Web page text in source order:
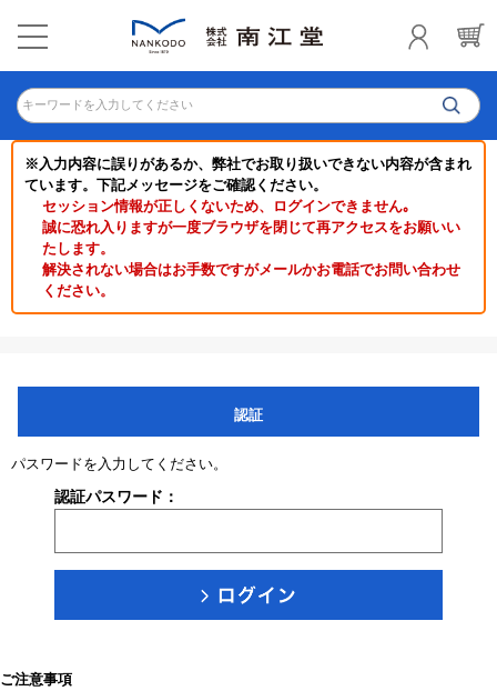
キーワードを入力してください
※入力内容に誤りがあるか、弊社でお取り扱いできない内容が含まれ
ています。下記メッセージをご確認ください。
セッション情報が正しくないため、ログインできません｡
誠に恐れ入りますが一度ブラウザを閉じて再アクセスをお願いい
たします。
解決されない場合はお手数ですがメールかお電話でお問い合わせ
ください。
認証
パスワードを入力してください。
認証パスワード：
ご注意事項